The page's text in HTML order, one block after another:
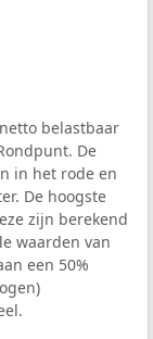
belastbaar
De
in het rode en
De hoogste
zijn berekend
waarden van
een 50%